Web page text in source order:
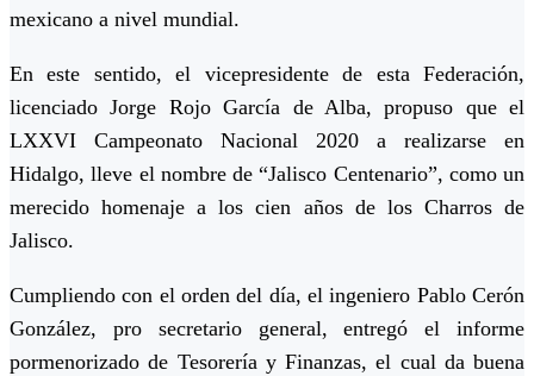
mexicano a nivel mundial.
En este sentido, el vicepresidente de esta Federación,
licenciado Jorge Rojo García de Alba, propuso que el
LXXVI Campeonato Nacional 2020 a realizarse en
Hidalgo, lleve el nombre de “Jalisco Centenario”, como un
merecido homenaje a los cien años de los Charros de
Jalisco.
Cumpliendo con el orden del día, el ingeniero Pablo Cerón
González, pro secretario general, entregó el informe
pormenorizado de Tesorería y Finanzas, el cual da buena